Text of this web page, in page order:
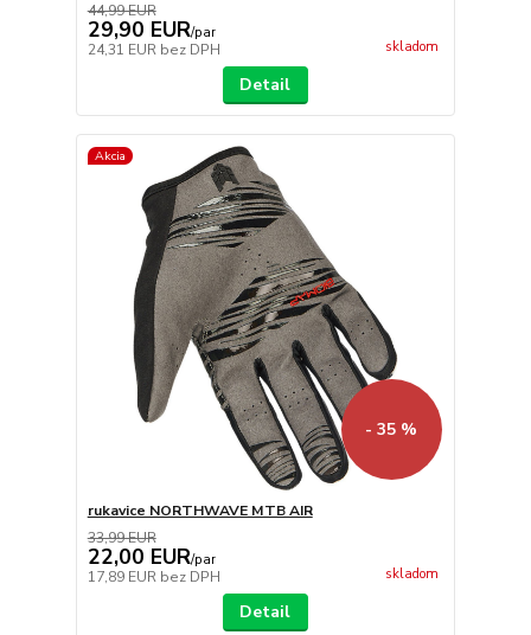
44,99 EUR
29,90 EUR/par
24,31 EUR bez DPH skladom
Detail
Akcia
- 35 %
rukavice NORTHWAVE MTB AIR
33,99 EUR
22,00 EUR/par
17,89 EUR bez DPH skladom
Detail